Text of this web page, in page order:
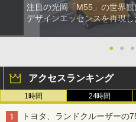
注目の光岡「M55」の世界
デザインエッセンスを再現
● ● ●
アクセスランキング
1時間 24時間
トヨタ、ランドクルーザーの